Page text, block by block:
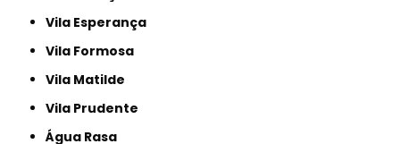
Vila Esperança
Vila Formosa
Vila Matilde
Vila Prudente
Água Rasa